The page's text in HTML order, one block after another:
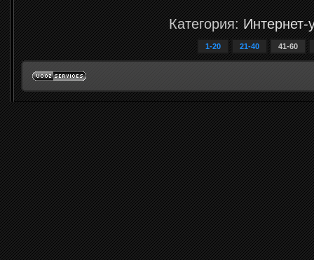
Категория:Интернет-
1-20 21-40 41-60